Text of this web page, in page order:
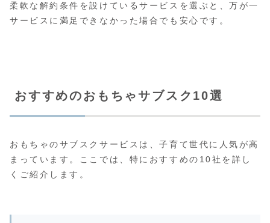
柔軟な解約条件を設けているサービスを選ぶと、万が一
サービスに満足できなかった場合でも安心です。
おすすめのおもちゃサブスク10選
おもちゃのサブスクサービスは、子育て世代に人気が高
まっています。ここでは、特におすすめの10社を詳し
くご紹介します。